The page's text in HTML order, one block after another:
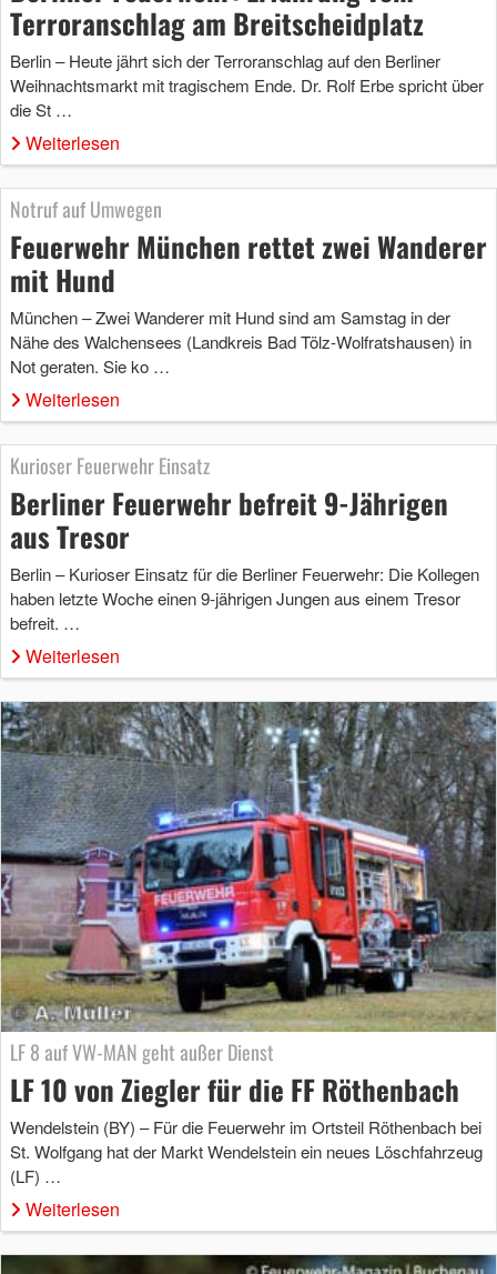
Terroranschlag am Breitscheidplatz
Berlin – Heute jährt sich der Terroranschlag auf den Berliner
Weihnachtsmarkt mit tragischem Ende. Dr. Rolf Erbe spricht über
die St …
Weiterlesen
Notruf auf Umwegen
Feuerwehr München rettet zwei Wanderer
mit Hund
München – Zwei Wanderer mit Hund sind am Samstag in der
Nähe des Walchensees (Landkreis Bad Tölz-Wolfratshausen) in
Not geraten. Sie ko …
Weiterlesen
Kurioser Feuerwehr Einsatz
Berliner Feuerwehr befreit 9-Jährigen
aus Tresor
Berlin – Kurioser Einsatz für die Berliner Feuerwehr: Die Kollegen
haben letzte Woche einen 9-jährigen Jungen aus einem Tresor
befreit. …
Weiterlesen
LF 8 auf VW-MAN geht außer Dienst
LF 10 von Ziegler für die FF Röthenbach
Wendelstein (BY) – Für die Feuerwehr im Ortsteil Röthenbach bei
St. Wolfgang hat der Markt Wendelstein ein neues Löschfahrzeug
(LF) …
Weiterlesen